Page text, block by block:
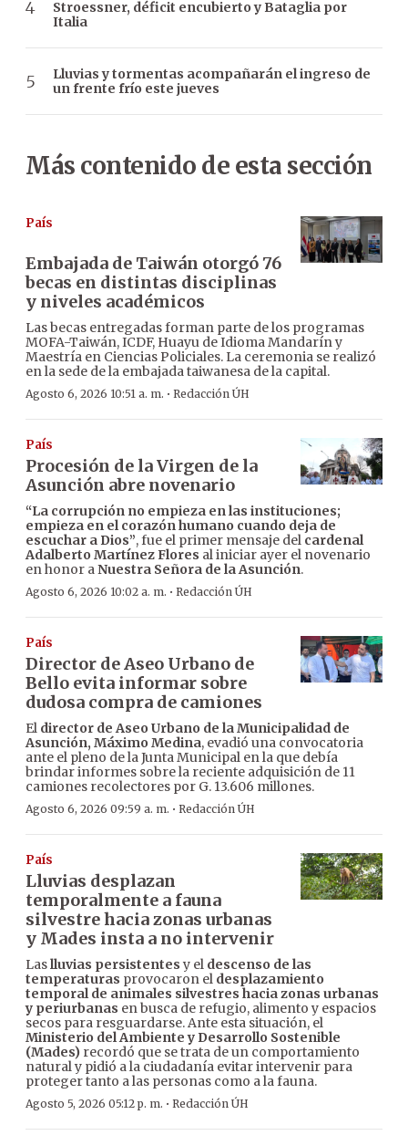
Stroessner, déficit encubierto y Bataglia por
Italia
Lluvias y tormentas acompañarán el ingreso de
un frente frío este jueves
Más contenido de esta sección
País
Embajada de Taiwán otorgó 76
becas en distintas disciplinas
y niveles académicos
Las becas entregadas forman parte de los programas
MOFA-Taiwán, ICDF, Huayu de Idioma Mandarín y
Maestría en Ciencias Policiales. La ceremonia se realizó
en la sede de la embajada taiwanesa de la capital.
Agosto 6, 2026 10:51 a. m. · Redacción ÚH
País
Procesión de la Virgen de la
Asunción abre novenario
“La corrupción no empieza en las instituciones;
empieza en el corazón humano cuando deja de
escuchar a Dios”, fue el primer mensaje del cardenal
Adalberto Martínez Flores al iniciar ayer el novenario
en honor aNuestra Señora de la Asunción.
Agosto 6, 2026 10:02 a. m. · Redacción ÚH
País
Director de Aseo Urbano de
Bello evita informar sobre
dudosa compra de camiones
El director de Aseo Urbano de la Municipalidad de
Asunción, Máximo Medina, evadió una convocatoria
ante el pleno de la Junta Municipal en la que debía
brindar informes sobre la reciente adquisición de 11
camiones recolectores por G. 13.606 millones.
Agosto 6, 2026 09:59 a. m. · Redacción ÚH
País
Lluvias desplazan
temporalmente a fauna
silvestre hacia zonas urbanas
y Mades insta a no intervenir
Laslluvias persistentes y el descenso de las
temperaturas provocaron el desplazamiento
temporal de animales silvestres hacia zonas urbanas
y periurbanas en busca de refugio, alimento y espacios
secos para resguardarse. Ante esta situación, el
Ministerio del Ambiente y Desarrollo Sostenible
(Mades) recordó que se trata de un comportamiento
natural y pidió a la ciudadanía evitar intervenir para
proteger tanto a las personas como a la fauna.
Agosto 5, 2026 05:12 p. m. · Redacción ÚH